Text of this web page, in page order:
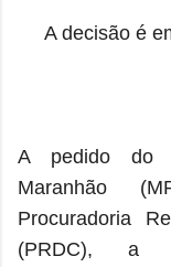
A decisão é
A pedido do
Maranhão
Procuradoria
(PRDC), a